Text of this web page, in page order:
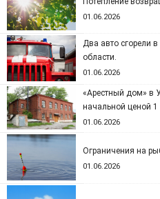
01.06.2026
Два авто сгорели
области.
01.06.2026
«Арестный дом» в
начальной ценой 1
01.06.2026
Ограничения на
01.06.2026